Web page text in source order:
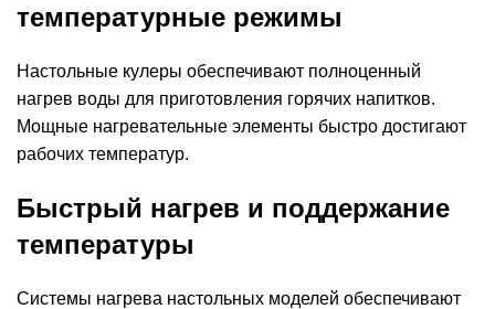
температурные режимы
Настольные кулеры обеспечивают полноценный
нагрев воды для приготовления горячих напитков.
Мощные нагревательные элементы быстро достигают
рабочих температур.
Быстрый нагрев и поддержание
температуры
Системы нагрева настольных моделей обеспечивают